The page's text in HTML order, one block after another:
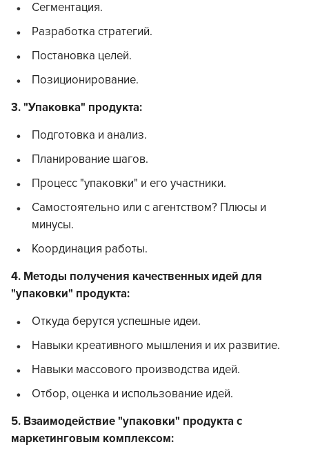
Сегментация.
Разработка стратегий.
Постановка целей.
Позиционирование.
3. "Упаковка" продукта:
Подготовка и анализ.
Планирование шагов.
Процесс "упаковки" и его участники.
Самостоятельно или с агентством? Плюсы и
минусы.
Координация работы.
4. Методы получения качественных идей для
"упаковки" продукта:
Откуда берутся успешные идеи.
Навыки креативного мышления и их развитие.
Навыки массового производства идей.
Отбор, оценка и использование идей.
5. Взаимодействие "упаковки" продукта с
маркетинговым комплексом: